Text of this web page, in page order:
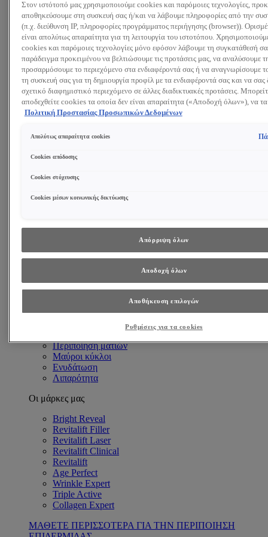
Αναζητώ:
Προϊόντα
Συμβουλές και Τάσεις
Περιποίηση Προσώπου
Κρέμα ημέρας
Κρέμα νύχτας
Κρέμα ματιών
Ορός προσώπου
Μάσκα Προσώπου
Καθαρισμός Προσώπου
Τονωτική λοσιόν
Ντεμακιγιάζ
ΔΕΙΤΕ ΟΛΑ ΤΑ ΠΡΟΪΟΝΤΑ
Γλυκολικό Οξύ
ΔΕΙΤΕ ΟΛΑ ΤΑ ΣΥΣΤΑΤΙΚΑ
Αντιγήρανση
Λεπτές γραμμές & Ρυτίδες
Πρώιμα σημάδια γήρανσης
Περιποίηση ματιών
Μαύροι κύκλοι
Ενυδάτωση
Λιπαρότητα
Οι μάρκες μας
Bright Reveal
Revitalift Filler
Revitalift Laser
Revitalift Clinical
Revitalift
Age Perfect
Wrinkle Expert
Triple Active
Collagen Expert
ΜΑΘΕΤΕ ΠΕΡΙΣΣΟΤΕΡΑ ΓΙΑ ΤΗΝ ΠΕΡΙΠΟΙΗΣΗ
Στον ιστότοπό μας χρησιμοποιούμε cookies και παρόμοιες τεχνολογίες,
αποθηκεύσουμε στη συσκευή σας ή/και να λάβουμε πληροφορίες από την
(π.χ. διεύθυνση IP, πληροφορίες προγράμματος περιήγησης (browser)).
είναι απολύτως απαραίτητα για τη λειτουργία του ιστοτόπου.
cookies και παρόμοιες τεχνολογίες μόνο εφόσον λάβουμε τη συγκατάθεσή
παράδειγμα προκειμένου να βελτιώσουμε τις προτάσεις μας, να αναλύσουμε
προσαρμόσουμε το περιεχόμενο στα ενδιαφέροντά σας ή να αναγνωρίσουμε
τη συσκευή σας για τη δημιουργία προφίλ με τα ενδιαφέροντά σας και να σας
σχετικό διαφημιστικό περιεχόμενο σε άλλες διαδικτυακές προτάσεις.
αποδεχθείτε cookies τα οποία δεν είναι απαραίτητα («Αποδοχή όλων»), να τα
(«Απόρριψη όλων») ή να ρυθμίσετε και να αποθηκεύσετε τις επιλογές σας
επιλογές σας (επιλέγοντας το link «Ρυθμίσεις για τα cookies»). Περισσότερες
Πολιτική Προστασίας Προσωπικών Δεδομένων
Απολύτως απαραίτητα cookies
Cookies απόδοσης
Cookies στόχευσης
Cookies μέσων κοινωνικής δικτύωσης
Απόρριψη όλων
Αποδοχή όλων
Αποθήκευση επιλογών
Ρυθμίσεις για τα cookies